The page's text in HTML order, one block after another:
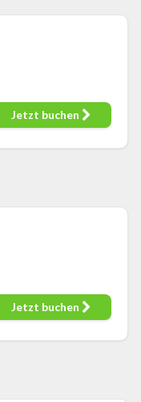
Jetzt buchen
Jetzt buchen